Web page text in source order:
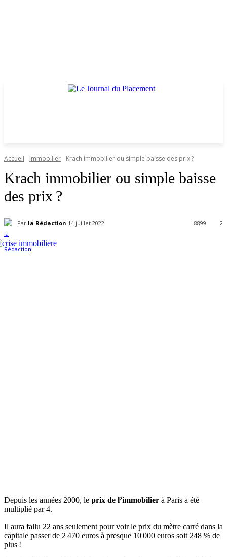
Accueil Immobilier Krach immobilier ou simple baisse des prix ?
Krach immobilier ou simple baisse
des prix ?
Par la Rédaction 14 juillet 2022 2
8899
Depuis les années 2000, le prix de l’immobilier à Paris a été
multiplié par 4.
Il aura fallu 22 ans seulement pour voir le prix du mètre carré dans la
capitale passer de 2 470 euros à presque 10 000 euros soit 248 % de
plus !